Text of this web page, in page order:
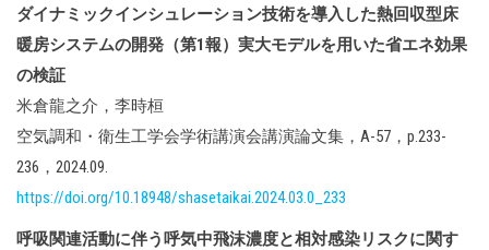
ダイナミックインシュレーション技術を導入した熱回収型床
暖房システムの開発（第1報）実大モデルを用いた省エネ効果
の検証
米倉龍之介，李時桓
空気調和・衛生工学会学術講演会講演論文集，A-57，p.233-
236，2024.09.
https://doi.org/10.18948/shasetaikai.2024.03.0_233
呼吸関連活動に伴う呼気中飛沫濃度と相対感染リスクに関す